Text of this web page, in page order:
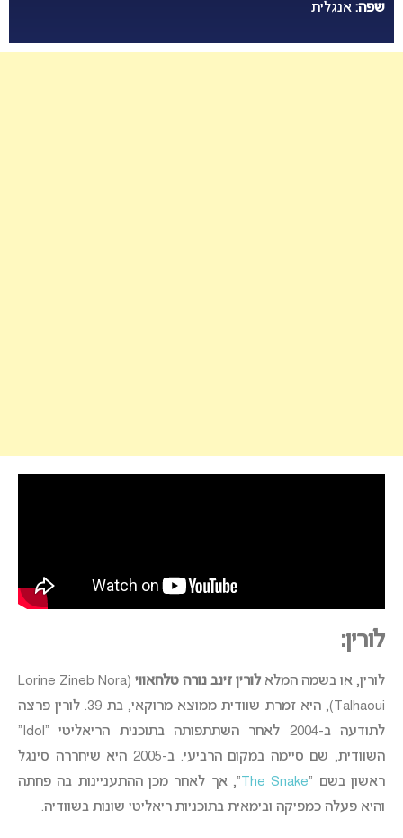
שפה: אנגלית
לורין:
לורין, או בשמה המלא לורין זינב נורה טלחאווי (Lorine Zineb Nora
Talhaoui), היא זמרת שוודית ממוצא מרוקאי, בת 39. לורין פרצה
לתודעה ב-2004 לאחר השתתפותה בתוכנית הריאליטי “Idol”
השוודית, שם סיימה במקום הרביעי. ב-2005 היא שיחררה סינגל
ראשון בשם “The Snake “, אך לאחר מכן ההתעניינות בה פחתה
והיא פעלה כמפיקה ובימאית בתוכניות ריאליטי שונות בשוודיה.